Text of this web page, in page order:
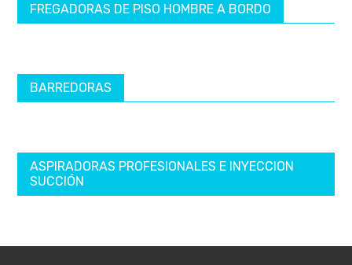
FREGADORAS DE PISO HOMBRE A BORDO
BARREDORAS
ASPIRADORAS PROFESIONALES E INYECCION
SUCCIÓN